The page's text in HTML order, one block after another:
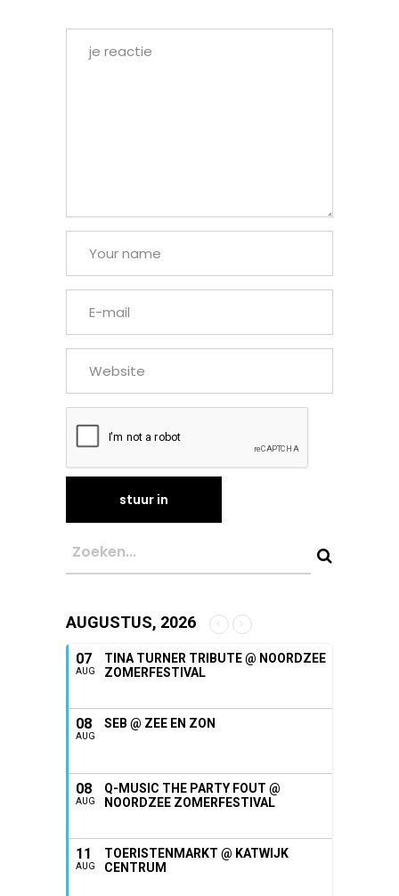
AUGUSTUS, 2026
07
AUG
TINA TURNER TRIBUTE @ NOORDZEE
ZOMERFESTIVAL
08
AUG
SEB @ ZEE EN ZON
08
AUG
Q-MUSIC THE PARTY FOUT @
NOORDZEE ZOMERFESTIVAL
11
AUG
TOERISTENMARKT @ KATWIJK
CENTRUM